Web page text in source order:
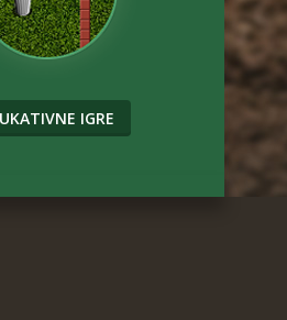
IGRE